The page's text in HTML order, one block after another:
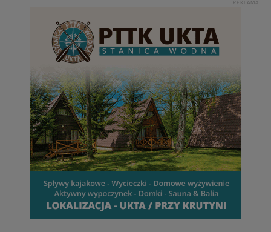
REKLAMA
zrobić za Ciebie.
Dziękujemy, i życzmy miłego odkrywania Mazur na
nowo...